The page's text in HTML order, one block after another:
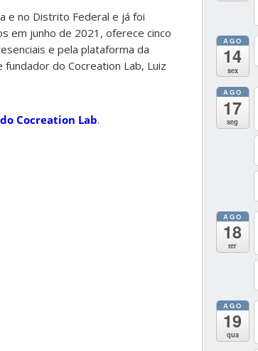
e no Distrito Federal e já foi
em junho de 2021, oferece cinco
e pela plataforma da
do Cocreation Lab, Luiz
Cocreation Lab.
AGO
14
sex
AGO
17
seg
AGO
18
ter
AGO
19
qua